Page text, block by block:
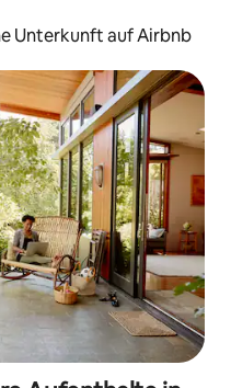
Unterkunft auf Airbnb